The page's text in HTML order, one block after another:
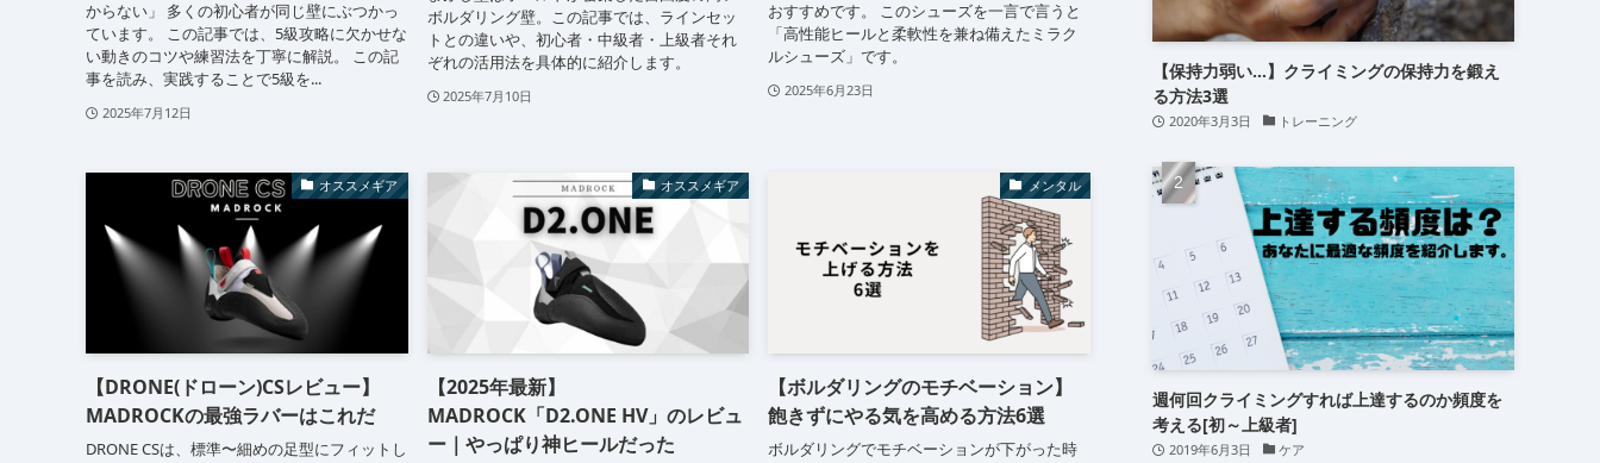
からない」 多くの初心者が同じ壁にぶつかっ
ています。 この記事では、5級攻略に欠かせな
い動きのコツや練習法を丁寧に解説。 この記
事を読み、実践することで5級を...
2025年7月12日
ボルダリング壁。この記事では、ラインセッ
トとの違いや、初心者・中級者・上級者それ
ぞれの活用法を具体的に紹介します。
2025年7月10日
おすすめです。 このシューズを一言で言うと
「高性能ヒールと柔軟性を兼ね備えたミラク
ルシューズ」です。
2025年6月23日
オススメギア
【DRONE(ドローン)CSレビュー】
MADROCKの最強ラバーはこれだ
DRONE CSは、標準〜細めの足型にフィットし
オススメギア
【2025年最新】
MADROCK「D2.ONE HV」のレビュ
ー｜やっぱり神ヒールだった
メンタル
【ボルダリングのモチベーション】
飽きずにやる気を高める方法6選
ボルダリングでモチベーションが下がった時
【保持力弱い…】クライミングの保持力を鍛え
る方法3選
2020年3月3日 トレーニング
週何回クライミングすれば上達するのか頻度を
考える[初～上級者]
2019年6月3日 ケア